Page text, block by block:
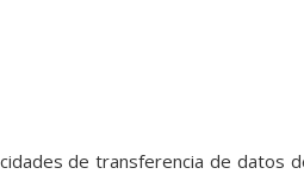
de transferencia de datos